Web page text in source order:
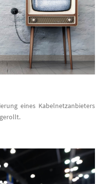
eines Kabelnetzanbieters